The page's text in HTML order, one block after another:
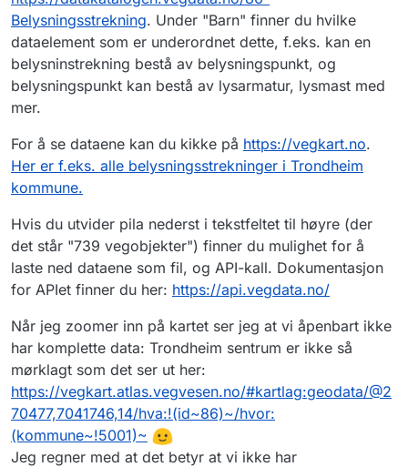
Belysningsstrekning. Under "Barn" finner du hvilke
dataelement som er underordnet dette, f.eks. kan en
belysninstrekning bestå av belysningspunkt, og
belysningspunkt kan bestå av lysarmatur, lysmast med
mer.
For å se dataene kan du kikke på https://vegkart.no.
Her er f.eks. alle belysningsstrekninger i Trondheim
kommune.
Hvis du utvider pila nederst i tekstfeltet til høyre (der
det står "739 vegobjekter") finner du mulighet for å
laste ned dataene som fil, og API-kall. Dokumentasjon
for APIet finner du her: https://api.vegdata.no/
Når jeg zoomer inn på kartet ser jeg at vi åpenbart ikke
har komplette data: Trondheim sentrum er ikke så
mørklagt som det ser ut her:
https://vegkart.atlas.vegvesen.no/#kartlag:geodata/@2
70477,7041746,14/hva:!(id~86)~/hvor:
(kommune~!5001)~
Jeg regner med at det betyr at vi ikke har